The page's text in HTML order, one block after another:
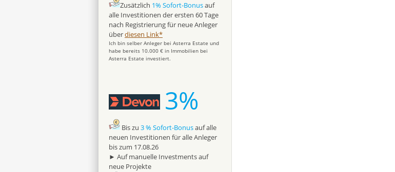
Zusätzlich 1% Sofort-Bonusauf
alle Investitionen der ersten 60 Tage
nach Registrierung für neue Anleger
überdiesen Link*
Ich bin selber Anleger bei Asterra Estate und
habe bereits 10.000 € in Immobilien bei
Asterra Estate investiert.
3%
Bis zu 3 % Sofort-Bonusauf alle
neuen Investitionen für alle Anleger
bis zum 17.08.26
► Auf manuelle Investments auf
neue Projekte